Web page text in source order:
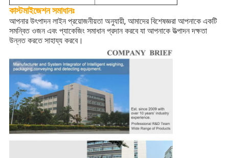
কাস্টমাইজেশনসমাধানঃ
আপনার উৎপাদন লাইন প্রয়োজনীয়তা অনুযায়ী, আমাদের বিশেষজ্ঞরা আপনাকে একটি
সমন্বিত ওজন এবং প্যাকেজিং সমাধান প্রদান করবে যা আপনাকে উত্পাদন দক্ষতা
উন্নত করতে সাহায্য করবে।